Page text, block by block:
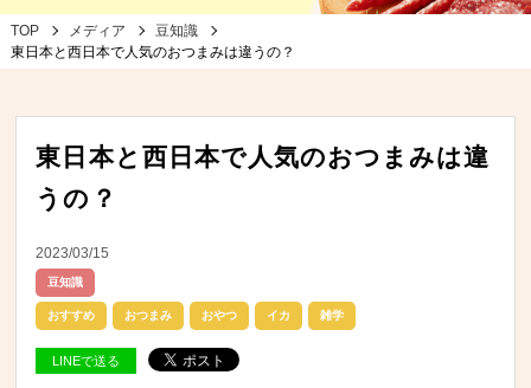
TOP メディア
豆知識
東日本と西日本で人気のおつまみは違うの？
東日本と西日本で人気のおつまみは違
うの？
2023/03/15
豆知識
おすすめ おつまみ おやつ イカ 雑学
LINEで送る